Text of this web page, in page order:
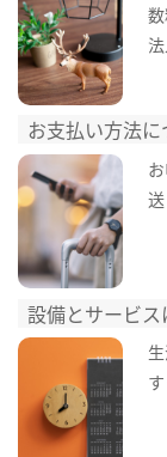
お支払い方法に
送
設備とサービス